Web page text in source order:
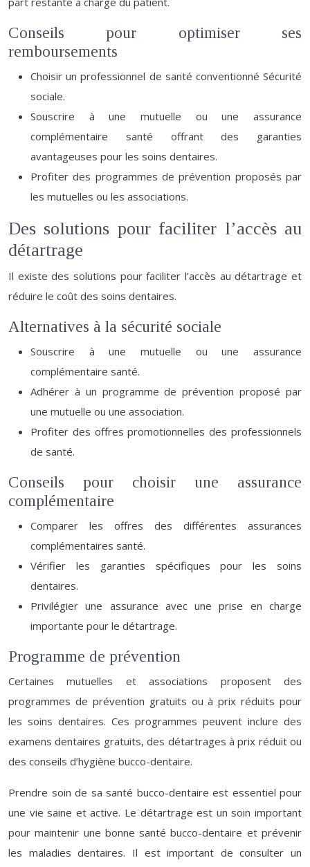
Conseils pour optimiser ses
remboursements
Choisir un professionnel de santé conventionné Sécurité
sociale.
Souscrire à une mutuelle ou une assurance
complémentaire santé offrant des garanties
avantageuses pour les soins dentaires.
Profiter des programmes de prévention proposés par
les mutuelles ou les associations.
Des solutions pour faciliter l’accès au
détartrage
Il existe des solutions pour faciliter l’accès au détartrage et
réduire le coût des soins dentaires.
Alternatives à la sécurité sociale
Souscrire à une mutuelle ou une assurance
complémentaire santé.
Adhérer à un programme de prévention proposé par
une mutuelle ou une association.
Profiter des offres promotionnelles des professionnels
de santé.
Conseils pour choisir une assurance
complémentaire
Comparer les offres des différentes assurances
complémentaires santé.
Vérifier les garanties spécifiques pour les soins
dentaires.
Privilégier une assurance avec une prise en charge
importante pour le détartrage.
Programme de prévention
Certaines mutuelles et associations proposent des
programmes de prévention gratuits ou à prix réduits pour
les soins dentaires. Ces programmes peuvent inclure des
examens dentaires gratuits, des détartrages à prix réduit ou
des conseils d’hygiène bucco-dentaire.
Prendre soin de sa santé bucco-dentaire est essentiel pour
une vie saine et active. Le détartrage est un soin important
pour maintenir une bonne santé bucco-dentaire et prévenir
les maladies dentaires. Il est important de consulter un